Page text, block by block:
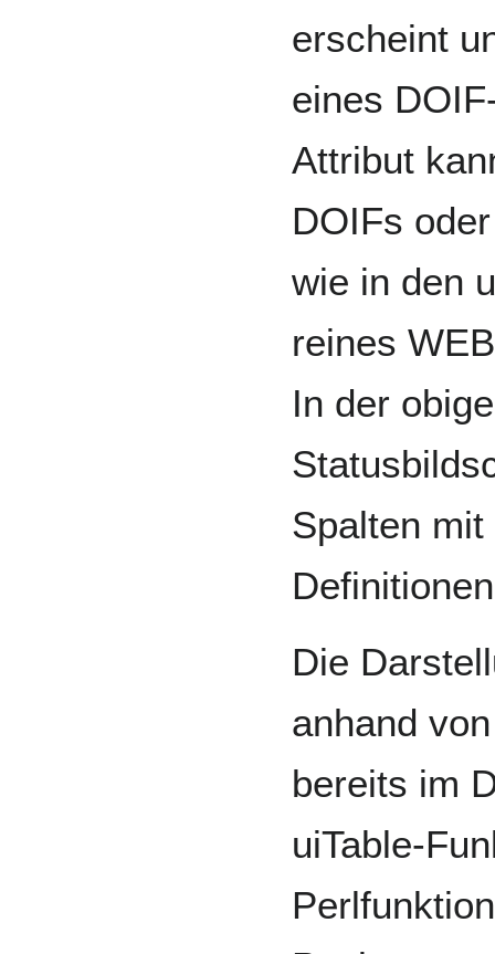
erscheint
eines
Attribut
DOIFs
wie in den
reines
In der
Spalten
Die
anhand
bereits im
uiTable-